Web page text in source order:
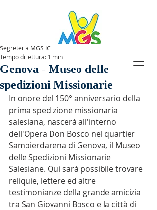
SPAZIOMGS
Genova - Museo delle
spedizioni Missionarie
Segreteria MGS IC
Tempo di lettura: 1 min
In onore del 150° anniversario della
prima spedizione missionaria
salesiana, nascerà all'interno
dell'Opera Don Bosco nel quartier
Sampierdarena di Genova, il Museo
delle Spedizioni Missionarie
Salesiane. Qui sarà possibile trovare
reliquie, lettere ed altre
testimonianze della grande amicizia
tra San Giovanni Bosco e la città di